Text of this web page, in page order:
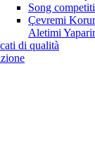
Song
Çevremi
Aletimi
di qualità